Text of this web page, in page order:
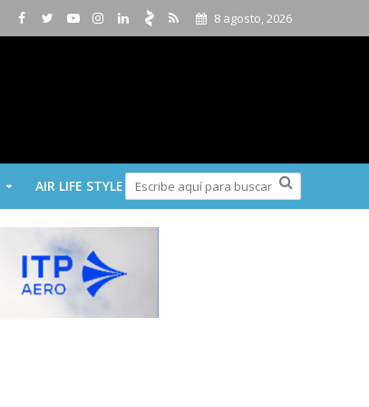
8 agosto, 2026
AIR LIFE STYLE